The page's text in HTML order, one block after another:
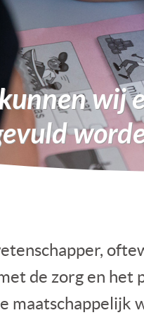
wij
de zorg en het